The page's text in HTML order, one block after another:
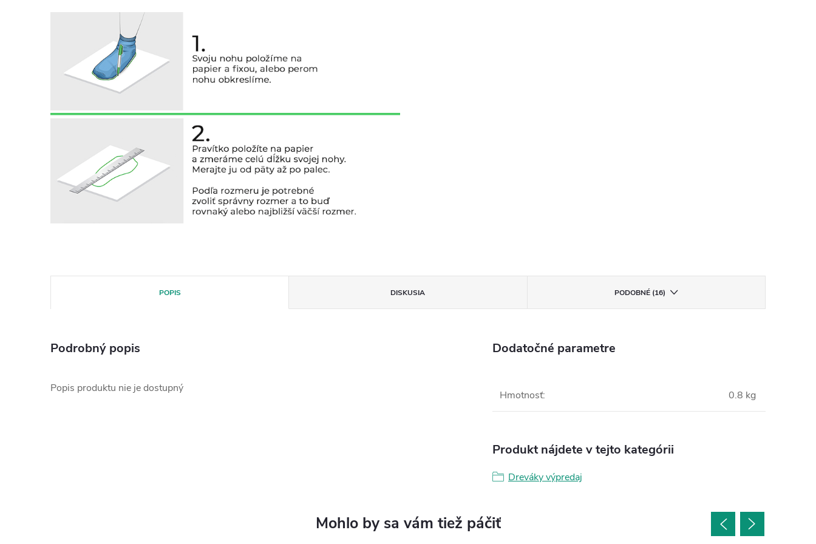
POPIS DISKUSIA PODOBNÉ (16)
Podrobný popis
Popis produktu nie je dostupný
Dodatočné parametre
Hmotnosť: 0.8 kg
Produkt nájdete v tejto kategórii
Dreváky výpredaj